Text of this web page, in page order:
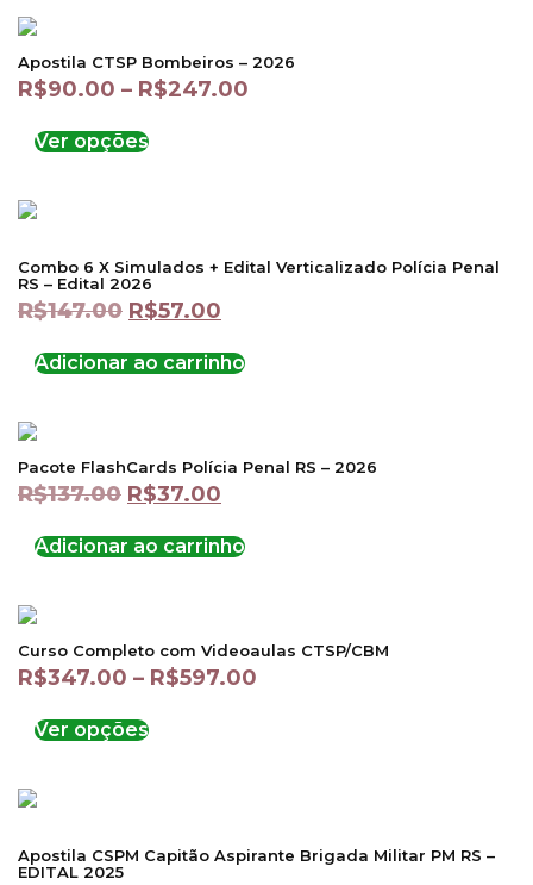
Apostila CTSP Bombeiros – 2026
R$90.00 – R$247.00
Ver opções
Combo 6 X Simulados + Edital Verticalizado Polícia Penal
RS – Edital 2026
R$147.00 R$57.00
Adicionar ao carrinho
Pacote FlashCards Polícia Penal RS – 2026
R$137.00 R$37.00
Adicionar ao carrinho
Curso Completo com Videoaulas CTSP/CBM
R$347.00 – R$597.00
Ver opções
Apostila CSPM Capitão Aspirante Brigada Militar PM RS –
EDITAL 2025